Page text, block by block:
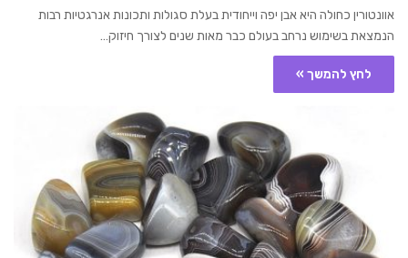
אוונטורין כחולה היא אבן יפה וייחודית בעלת סגולות ותכונות אנרגטיות רבות
הנמצאת בשימוש נרחב בעולם כבר מאות שנים לצורך חיזוק…
לחץ להמשך »